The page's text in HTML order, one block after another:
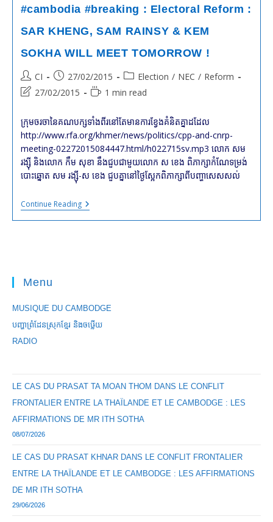
The
Differences
Between
SAM
And
?
#cambodia #breaking : Electoral Reform :
SAR KHENG, SAM RAINSY & KEM
SOKHA WILL MEET TOMORROW !
Post
author:
CI
Post
published:
27/02/2015
Post
category:
Election / NEC / Reform
Post
modified:
27/02/2015
Reading1 min read
ក្រុម​ចរចា​នៃ​គណបក្ស​ទាំង​ពីរ​នៅ​តែ​មាន​ការ​ខ្វែង​គំនិត​គ្នា​ដដែល
http://www.rfa.org/khmer/news/politics/cpp-and-cnrp-
meeting-02272015084447.html/h022715sv.mp3 លោក សម
រង្ស៊ី និង​លោក កឹម សុខា នឹង​ជួប​ជាមួយ​លោក ស ខេង ពិភាក្សា​កំណែ​ទម្រង់​
បោះឆ្នោត​ សម រង្ស៊ី​-ស ខេង ​ជួប​គ្នា​​នៅ​​ថ្ងៃ​ស្អែក​​ពិភាក្សា​​ពី​​បញ្ហា​​សេសសល់​
Continue Reading#cambodia
#breaking
:
KEM
SOKHA
WILL
Menu
MUSIQUE DU CAMBODGE
បញ្ហាព្រំដែនស្រុកខ្មែរ និងចឞ្លើយ
RADIO
LE CAS DU PRASAT TA MOAN THOM DANS LE CONFLIT
FRONTALIER ENTRE LA THAÏLANDE ET LE CAMBODGE : LES
AFFIRMATIONS DE MR ITH SOTHA
08/07/2026
LE CAS DU PRASAT KHNAR DANS LE CONFLIT FRONTALIER
ENTRE LA THAÏLANDE ET LE CAMBODGE : LES AFFIRMATIONS
DE MR ITH SOTHA
29/06/2026